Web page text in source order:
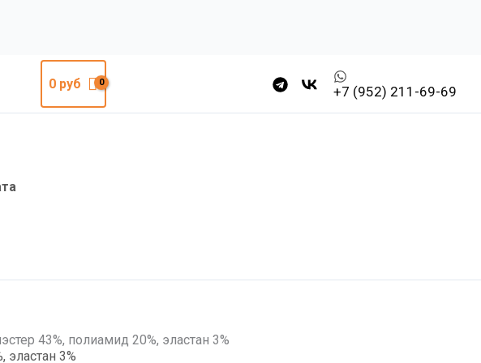
0 руб +7 (952) 211-69-69
43%, полиамид 20%, эластан 3%
эластан 3%